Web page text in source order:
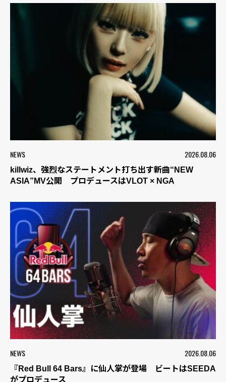
NEWS 2026.08.06
killwiz、強烈なステートメント打ち出す新曲“NEW
ASIA”MV公開 プロデュースはVLOT × NGA
NEWS 2026.08.06
『Red Bull 64 Bars』に仙人掌が登場 ビートはSEEDA
がプロデュース